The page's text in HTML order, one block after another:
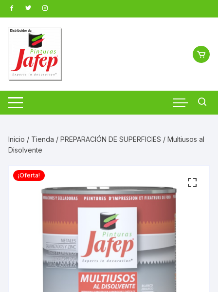
Saltar
al
contenido
Inicio / Tienda /PREPARACIÓN DE SUPERFICIES / Multiusos al
Disolvente
¡Oferta!